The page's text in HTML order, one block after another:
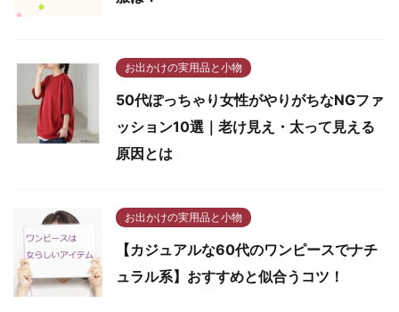
お出かけの実用品と小物
50代ぽっちゃり女性がやりがちなNGファ
ッション10選｜老け見え・太って見える
原因とは
お出かけの実用品と小物
【カジュアルな60代のワンピースでナチ
ュラル系】おすすめと似合うコツ！